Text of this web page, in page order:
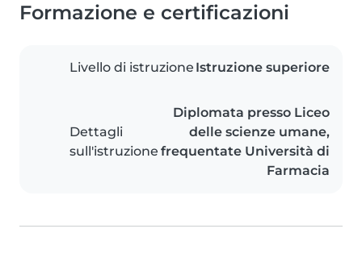
Formazione e certificazioni
Livello di istruzione Istruzione superiore
Dettagli
sull'istruzione
Diplomata presso Liceo
delle scienze umane,
frequentate Università di
Farmacia